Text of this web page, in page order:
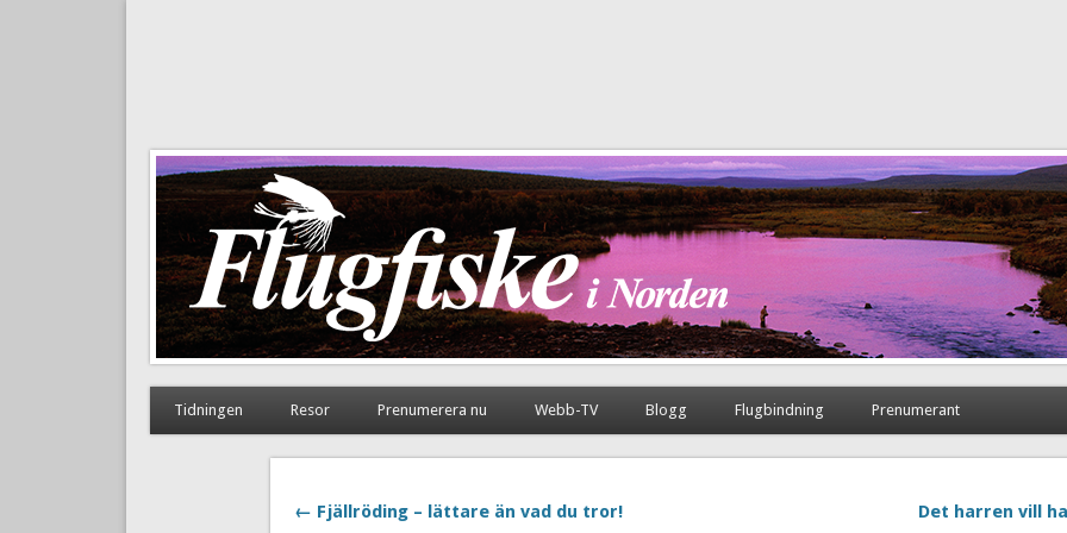
Tidningen Resor Prenumerera nu Webb-TV Blogg Flugbindning Prenumerant
← Fjällröding – lättare än vad du tror! Det harren vill